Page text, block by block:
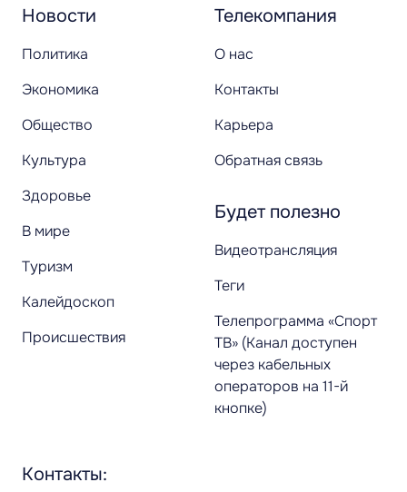
Новости
Политика
Экономика
Общество
Культура
Здоровье
В мире
Туризм
Калейдоскоп
Происшествия
Телекомпания
О нас
Контакты
Карьера
Обратная связь
Будет полезно
Видеотрансляция
Теги
Телепрограмма «Спорт
ТВ» (Канал доступен
через кабельных
операторов на 11-й
кнопке)
Контакты: